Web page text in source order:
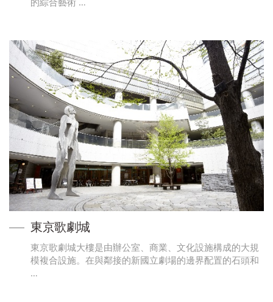
東京歌劇城
東京歌劇城大樓是由辦公室、商業、文化設施構成的大規
模複合設施。在與鄰接的新國立劇場的邊界配置的石頭和
…